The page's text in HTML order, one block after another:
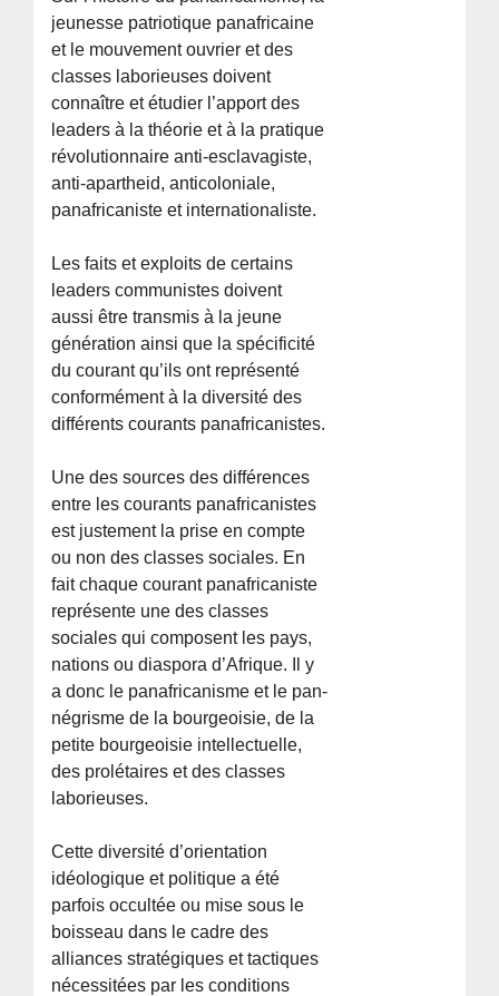
jeunesse patriotique panafricaine
et le mouvement ouvrier et des
classes laborieuses doivent
connaître et étudier l’apport des
leaders à la théorie et à la pratique
révolutionnaire anti-esclavagiste,
anti-apartheid, anticoloniale,
panafricaniste et internationaliste.
Les faits et exploits de certains
leaders communistes doivent
aussi être transmis à la jeune
génération ainsi que la spécificité
du courant qu’ils ont représenté
conformément à la diversité des
différents courants panafricanistes.
Une des sources des différences
entre les courants panafricanistes
est justement la prise en compte
ou non des classes sociales. En
fait chaque courant panafricaniste
représente une des classes
sociales qui composent les pays,
nations ou diaspora d’Afrique. Il y
a donc le panafricanisme et le pan-
négrisme de la bourgeoisie, de la
petite bourgeoisie intellectuelle,
des prolétaires et des classes
laborieuses.
Cette diversité d’orientation
idéologique et politique a été
parfois occultée ou mise sous le
boisseau dans le cadre des
alliances stratégiques et tactiques
nécessitées par les conditions